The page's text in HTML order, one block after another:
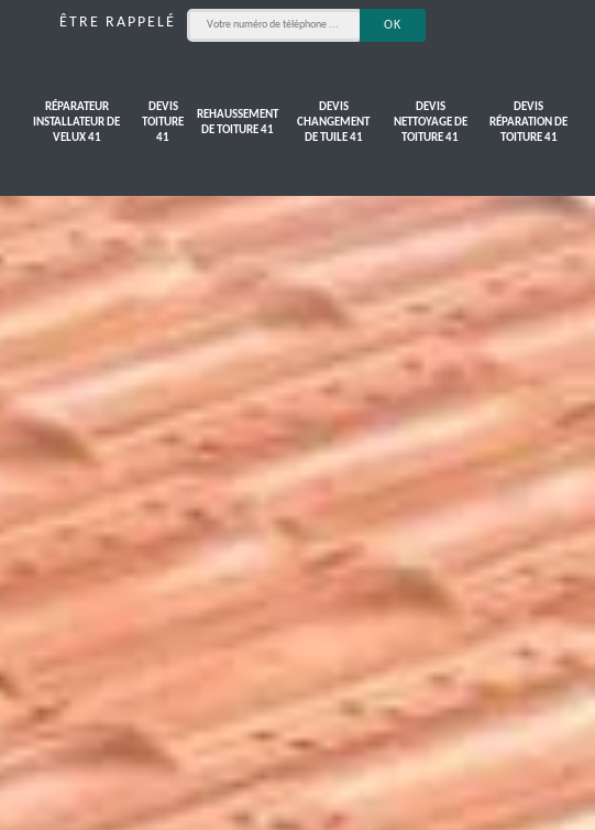
ÊTRE RAPPELÉ
RÉPARATEUR
INSTALLATEUR DE
VELUX 41
DEVIS
TOITURE
41
REHAUSSEMENT
DE TOITURE 41
DEVIS
CHANGEMENT
DE TUILE 41
DEVIS
NETTOYAGE DE
TOITURE 41
DEVIS
RÉPARATION DE
TOITURE 41